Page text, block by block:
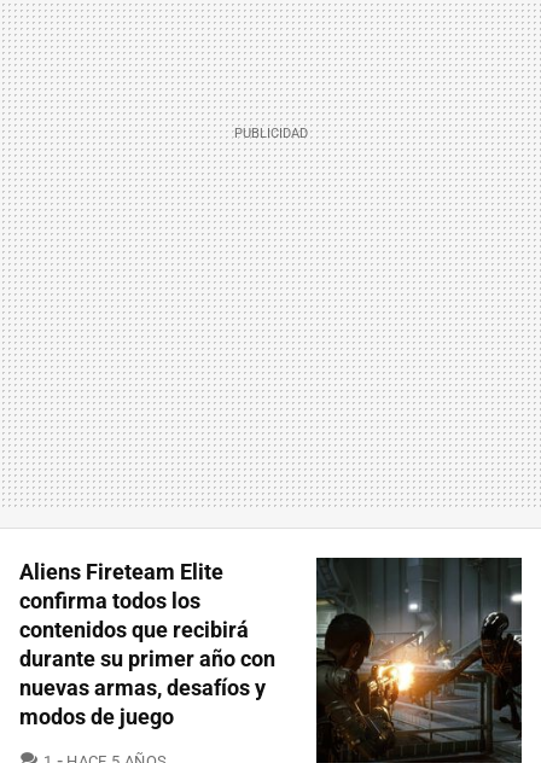
Aliens Fireteam Elite
confirma todos los
contenidos que recibirá
durante su primer año con
nuevas armas, desafíos y
modos de juego
COMENTARIOS